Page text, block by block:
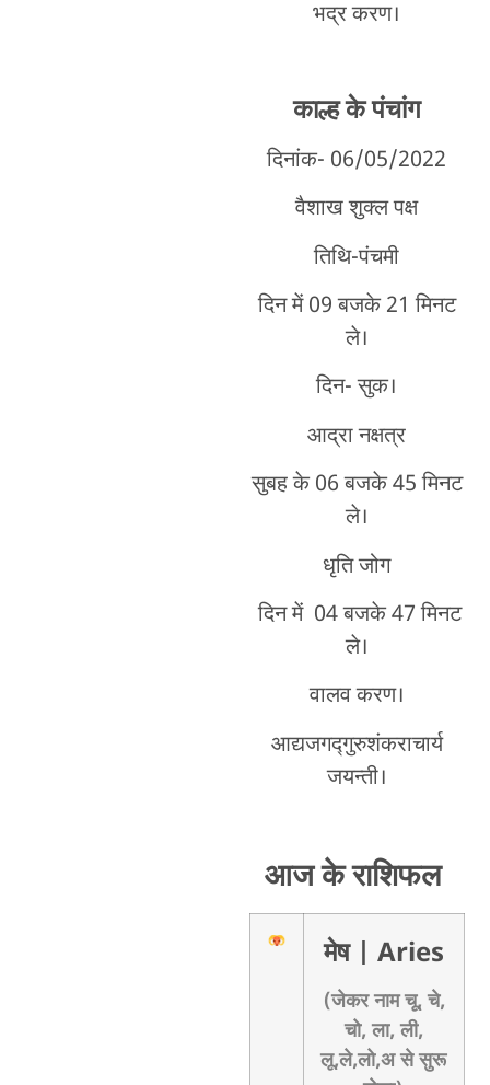
भद्र करण।
काल्ह के पंचांग
दिनांक- 06/05/2022
वैशाख शुक्ल पक्ष
तिथि-पंचमी
दिन में 09 बजके 21 मिनट
ले।
दिन- सुक।
आद्रा नक्षत्र
सुबह के 06 बजके 45 मिनट
ले।
धृति जोग
दिन में 04 बजके 47 मिनट
ले।
वालव करण।
आद्यजगद्गुरुशंकराचार्य
जयन्ती।
आज के राशिफल
मेष | Aries
(जेकर नाम चू, चे,
चो, ला, ली,
लू,ले,लो,अ से सुरू